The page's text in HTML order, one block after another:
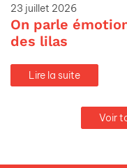
23 juillet 2026
On parle
des lilas
Lire la suite
Voir